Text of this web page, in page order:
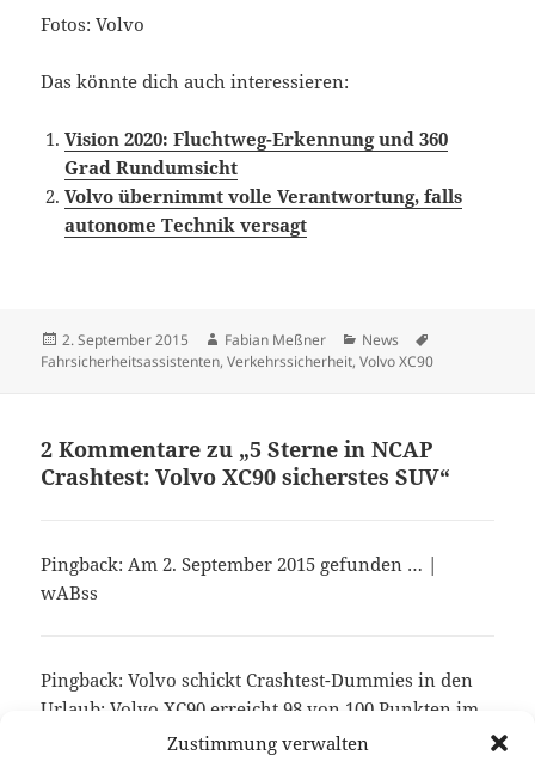
Zustimmung verwalten
Fotos: Volvo
Das könnte dich auch interessieren:
Vision 2020: Fluchtweg-Erkennung und 360
Grad Rundumsicht
Volvo übernimmt volle Verantwortung, falls
autonome Technik versagt
Veröffentlicht
am
2. September 2015 Autor
Fabian Meßner Kategorien
News
Fahrsicherheitsassistenten,Verkehrssicherheit,Volvo XC90
2 Kommentare zu „5 Sterne in NCAP
Crashtest: Volvo XC90 sicherstes SUV“
Pingback: Am 2. September 2015 gefunden … |
wABss
Pingback: Volvo schickt Crashtest-Dummies in den
Urlaub: Volvo XC90 erreicht 98 von 100 Punkten im
Euro NCAP Crashtest (Anzeige) > News > Volvo, SUV,